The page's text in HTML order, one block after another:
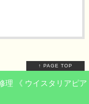
↑ PAGE TOP
理 《 ウイスタリアピア